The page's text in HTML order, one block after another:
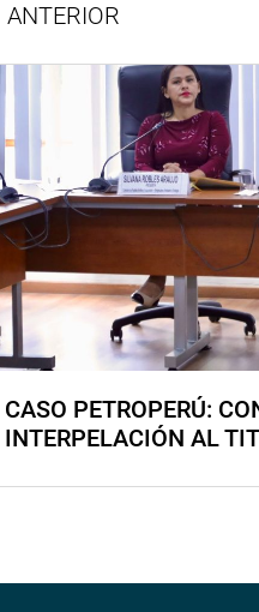
ANTERIOR
CASO PETROPERÚ:
INTERPELACIÓN AL